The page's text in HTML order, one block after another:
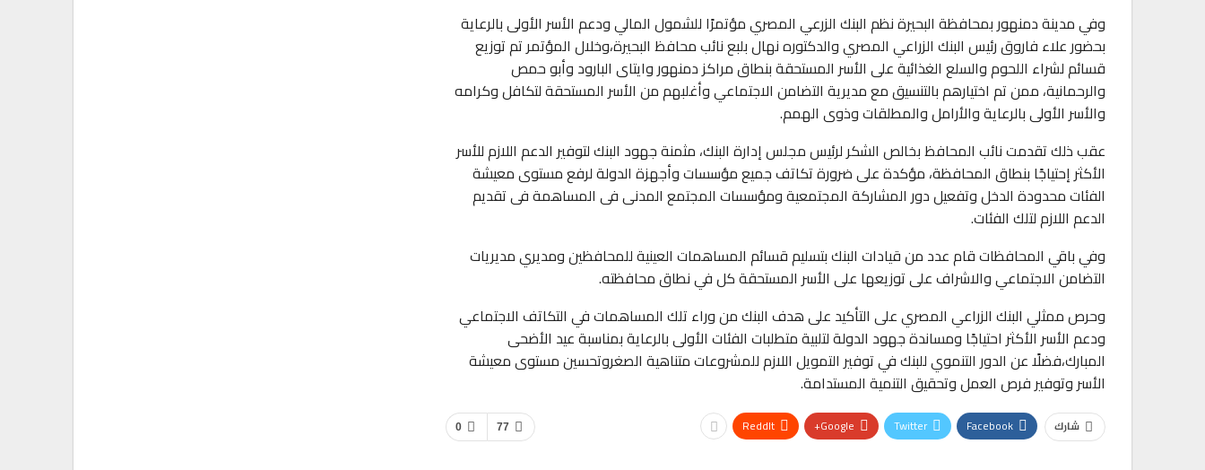
وفي مدينة دمنهور بمحافظة البحيرة نظم البنك الزرعي المصري مؤتمرًا للشمول المالي ودعم الأسر الأولى بالرعاية
بحضور علاء فاروق رئيس البنك الزراعي المصري والدكتوره نهال بلبع نائب محافظ البحيرة،وخلال المؤتمر تم توزيع
قسائم لشراء اللحوم والسلع الغذائية على الأسر المستحقة بنطاق مراكز دمنهور وايتاى البارود وأبو حمص
والرحمانية، ممن تم اختيارهم بالتنسيق مع مديرية التضامن الاجتماعي وأغلبهم من الأسر المستحقة لتكافل وكرامه
والأسر الأولى بالرعاية والأرامل والمطلقات وذوى الهمم.
عقب ذلك تقدمت نائب المحافظ بخالص الشكر لرئيس مجلس إدارة البنك، مثمنة جهود البنك لتوفير الدعم اللازم للأسر
الأكثر إحتياجًا بنطاق المحافظة، مؤكدة على ضرورة تكاتف جميع مؤسسات وأجهزة الدولة لرفع مستوى معيشة
الفئات محدودة الدخل وتفعيل دور المشاركة المجتمعية ومؤسسات المجتمع المدنى فى المساهمة فى تقديم
الدعم اللازم لتلك الفئات.
وفي باقي المحافظات قام عدد من قيادات البنك بتسليم قسائم المساهمات العينية للمحافظين ومديري مديريات
التضامن الاجتماعي والاشراف على توزيعها على الأسر المستحقة كل في نطاق محافظته.
وحرص ممثلي البنك الزراعي المصري على التأكيد على هدف البنك من وراء تلك المساهمات في التكاتف الاجتماعي
ودعم الأسر الأكثر احتياجًا ومساندة جهود الدولة لتلبية متطلبات الفئات الأولى بالرعاية بمناسبة عيد الأضحى
المبارك،فضلًا عن الدور التنموي للبنك في توفير التمويل اللازم للمشروعات متناهية الصغروتحسين مستوى معيشة
الأسر وتوفير فرص العمل وتحقيق التنمية المستدامة.
0 77 شارك Facebook
Twitter
Google+
ReddIt